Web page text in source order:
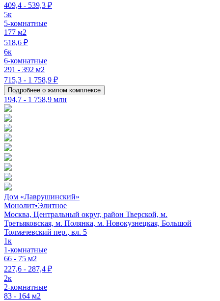
409,4 - 539,3 ₽
5к
5-комнатные
177 м2
518,6 ₽
6к
6-комнатные
291 - 392 м2
715,3 - 1 758,9 ₽
Подробнее о жилом комплексе
194,7 - 1 758,9 млн
Дом «Лаврушинский»
Монолит•Элитное
Москва, Центральный округ, район Тверской, м.
Третьяковская, м. Полянка, м. Новокузнецкая, Большой
Толмачевский пер., вл. 5
1к
1-комнатные
66 - 75 м2
227,6 - 287,4 ₽
2к
2-комнатные
83 - 164 м2